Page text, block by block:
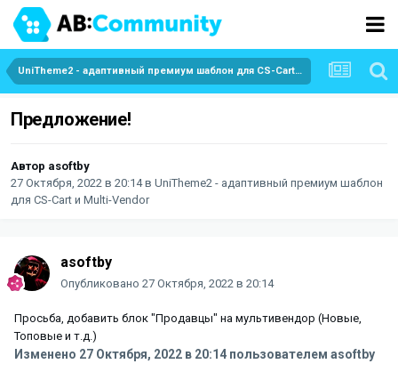
UniTheme2 - адаптивный премиум шаблон для CS-Cart и Multi-Vendor
Предложение!
Автор asoftby
27 Октября, 2022 в 20:14в UniTheme2 - адаптивный премиум шаблон
для CS-Cart и Multi-Vendor
asoftby
Опубликовано 27 Октября, 2022 в 20:14
Просьба, добавить блок "Продавцы" на мультивендор (Новые,
Топовые и т.д.)
Изменено 27 Октября, 2022 в 20:14 пользователем asoftby